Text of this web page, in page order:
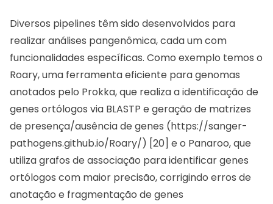
Diversos pipelines têm sido desenvolvidos para
realizar análises pangenômica, cada um com
funcionalidades específicas. Como exemplo temos o
Roary, uma ferramenta eficiente para genomas
anotados pelo Prokka, que realiza a identificação de
genes ortólogos via BLASTP e geração de matrizes
de presença/ausência de genes (https://sanger-
pathogens.github.io/Roary/) [20] e o Panaroo, que
utiliza grafos de associação para identificar genes
ortólogos com maior precisão, corrigindo erros de
anotação e fragmentação de genes